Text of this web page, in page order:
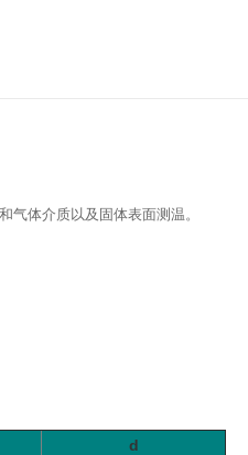
体介质以及固体表面测温。
d